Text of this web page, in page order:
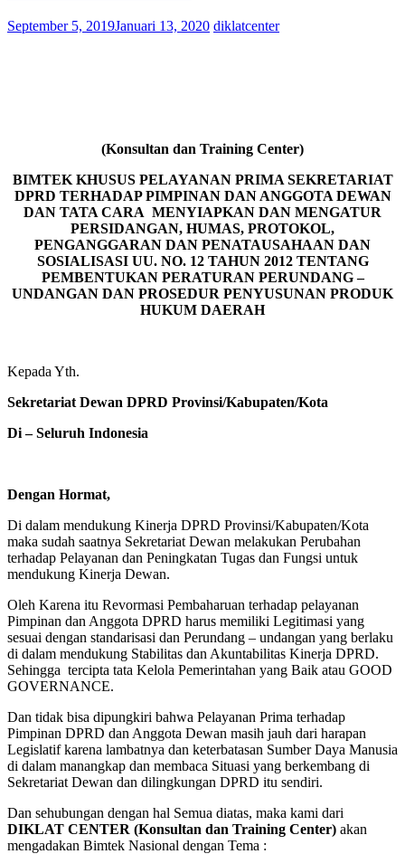
September 5, 2019Januari 13, 2020 diklatcenter
(Konsultan dan Training Center)
BIMTEK KHUSUS PELAYANAN PRIMA SEKRETARIAT
DPRD TERHADAP PIMPINAN DAN ANGGOTA DEWAN
DAN TATA CARA MENYIAPKAN DAN MENGATUR
PERSIDANGAN, HUMAS, PROTOKOL,
PENGANGGARAN DAN PENATAUSAHAAN DAN
SOSIALISASI UU. NO. 12 TAHUN 2012 TENTANG
PEMBENTUKAN PERATURAN PERUNDANG –
UNDANGAN DAN PROSEDUR PENYUSUNAN PRODUK
HUKUM DAERAH
Kepada Yth.
Sekretariat Dewan DPRD Provinsi/Kabupaten/Kota
Di –Seluruh Indonesia
Dengan Hormat,
Di dalam mendukung Kinerja DPRD Provinsi/Kabupaten/Kota
maka sudah saatnya Sekretariat Dewan melakukan Perubahan
terhadap Pelayanan dan Peningkatan Tugas dan Fungsi untuk
mendukung Kinerja Dewan.
Oleh Karena itu Revormasi Pembaharuan terhadap pelayanan
Pimpinan dan Anggota DPRD harus memiliki Legitimasi yang
sesuai dengan standarisasi dan Perundang – undangan yang berlaku
di dalam mendukung Stabilitas dan Akuntabilitas Kinerja DPRD.
Sehingga tercipta tata Kelola Pemerintahan yang Baik atau GOOD
GOVERNANCE.
Dan tidak bisa dipungkiri bahwa Pelayanan Prima terhadap
Pimpinan DPRD dan Anggota Dewan masih jauh dari harapan
Legislatif karena lambatnya dan keterbatasan Sumber Daya Manusia
di dalam manangkap dan membaca Situasi yang berkembang di
Sekretariat Dewan dan dilingkungan DPRD itu sendiri.
Dan sehubungan dengan hal Semua diatas, maka kami dari
DIKLAT CENTER (Konsultan dan Training Center) akan
mengadakan Bimtek Nasional dengan Tema :